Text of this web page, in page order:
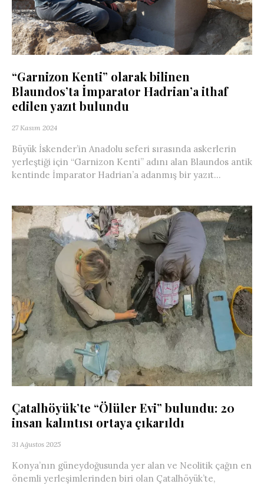
“Garnizon Kenti” olarak bilinen
Blaundos’ta İmparator Hadrian’a ithaf
edilen yazıt bulundu
27 Kasım 2024
Büyük İskender’in Anadolu seferi sırasında askerlerin
yerleştiği için “Garnizon Kenti” adını alan Blaundos antik
kentinde İmparator Hadrian’a adanmış bir yazıt...
Çatalhöyük’te “Ölüler Evi” bulundu: 20
insan kalıntısı ortaya çıkarıldı
31 Ağustos 2025
Konya’nın güneydoğusunda yer alan ve Neolitik çağın en
önemli yerleşimlerinden biri olan Çatalhöyük’te,